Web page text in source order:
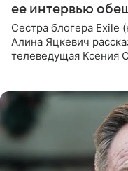
ее интервью
Сестра блогера
Алина Яцкевич
телеведущая Ксения